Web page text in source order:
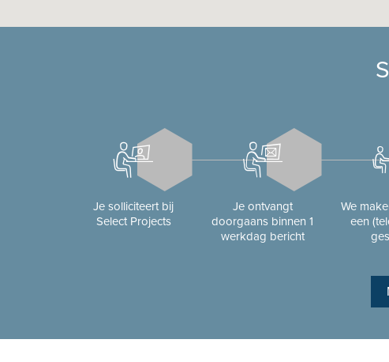
Je solliciteert bij
Select Projects
Je ontvangt
doorgaans binnen 1
werkdag bericht
We
een